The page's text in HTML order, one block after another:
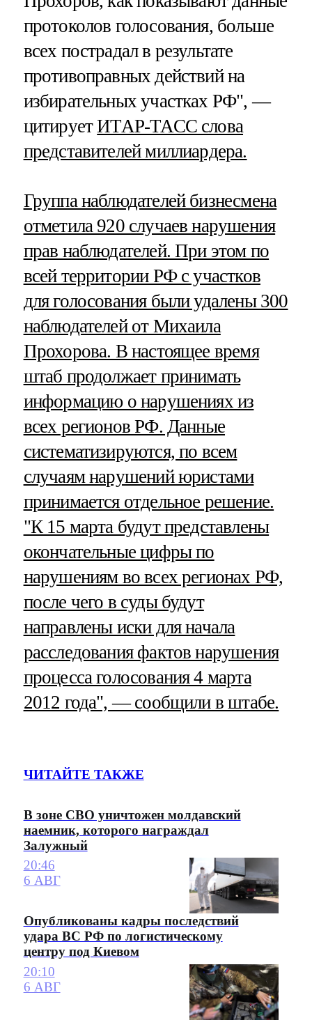
протоколов голосования, больше
всех пострадал в результате
противоправных действий на
избирательных участках РФ", —
цитируетИТАР-ТАСС слова
представителей миллиардера.
Группа наблюдателей бизнесмена
отметила 920 случаев нарушения
прав наблюдателей. При этом по
всей территории РФ с участков
для голосования были удалены 300
наблюдателей от Михаила
Прохорова. В настоящее время
штаб продолжает принимать
информацию о нарушениях из
всех регионов РФ. Данные
систематизируются, по всем
случаям нарушений юристами
принимается отдельное решение.
"К 15 марта будут представлены
окончательные цифры по
нарушениям во всех регионах РФ,
после чего в суды будут
направлены иски для начала
расследования фактов нарушения
процесса голосования 4 марта
2012 года", — сообщили в штабе.
ЧИТАЙТЕ ТАКЖЕ
В зоне СВО уничтожен молдавский
наемник, которого награждал
Залужный
20:46
6 АВГ
Опубликованы кадры последствий
удара ВС РФ по логистическому
центру под Киевом
20:10
6 АВГ